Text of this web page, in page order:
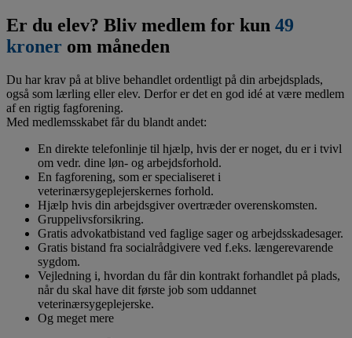
Er du elev? Bliv medlem for kun 49
kroner om måneden
Du har krav på at blive behandlet ordentligt på din arbejdsplads,
også som lærling eller elev. Derfor er det en god idé at være medlem
af en rigtig fagforening.
Med medlemsskabet får du blandt andet:
En direkte telefonlinje til hjælp, hvis der er noget, du er i tvivl
om vedr. dine løn- og arbejdsforhold.
En fagforening, som er specialiseret i
veterinærsygeplejerskernes forhold.
Hjælp hvis din arbejdsgiver overtræder overenskomsten.
Gruppelivsforsikring.
Gratis advokatbistand ved faglige sager og arbejdsskadesager.
Gratis bistand fra socialrådgivere ved f.eks. længerevarende
sygdom.
Vejledning i, hvordan du får din kontrakt forhandlet på plads,
når du skal have dit første job som uddannet
veterinærsygeplejerske.
Og meget mere